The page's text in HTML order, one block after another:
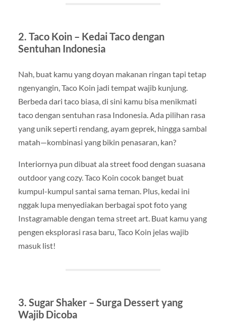
2. Taco Koin – Kedai Taco dengan
Sentuhan Indonesia
Nah, buat kamu yang doyan makanan ringan tapi tetap
ngenyangin, Taco Koin jadi tempat wajib kunjung.
Berbeda dari taco biasa, di sini kamu bisa menikmati
taco dengan sentuhan rasa Indonesia. Ada pilihan rasa
yang unik seperti rendang, ayam geprek, hingga sambal
matah—kombinasi yang bikin penasaran, kan?
Interiornya pun dibuat ala street food dengan suasana
outdoor yang cozy. Taco Koin cocok banget buat
kumpul-kumpul santai sama teman. Plus, kedai ini
nggak lupa menyediakan berbagai spot foto yang
Instagramable dengan tema street art. Buat kamu yang
pengen eksplorasi rasa baru, Taco Koin jelas wajib
masuk list!
3. Sugar Shaker – Surga Dessert yang
Wajib Dicoba